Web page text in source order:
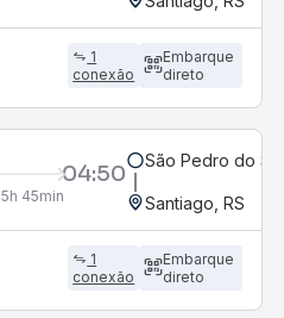
1
conexão
Embarque
direto
04:50
5h 45min
São Pedro do
Santiago, RS
1
conexão
Embarque
direto